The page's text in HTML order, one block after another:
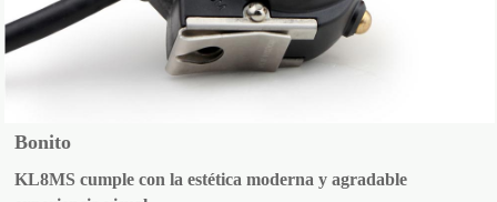
Bonito
KL8MS cumple con la estética moderna y agradable